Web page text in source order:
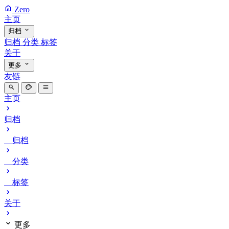
Zero
主页
归档
归档 分类 标签
关于
更多
友链
主页
归档
归档
分类
标签
关于
更多